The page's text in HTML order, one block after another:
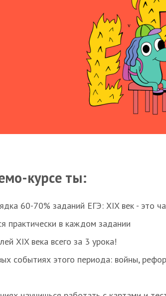
курсе ты:
60-70% заданий ЕГЭ: XIX век - это
практически в каждом задании
XIX века всего за 3 урока!
событиях этого периода: войны,